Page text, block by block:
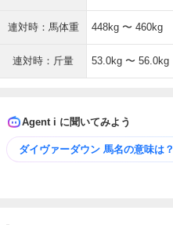
連対時：馬体重 448kg 〜 460kg
連対時：斤量 53.0kg 〜 56.0kg
Agent i に聞いてみよう
ダイヴァーダウン 馬名の意味は？